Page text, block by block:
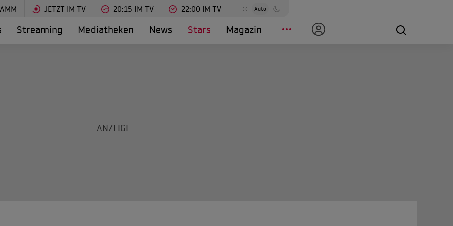
JETZT IM TV 20:15 IM TV 22:00 IM TV Auto
Streaming Mediatheken News Stars Magazin